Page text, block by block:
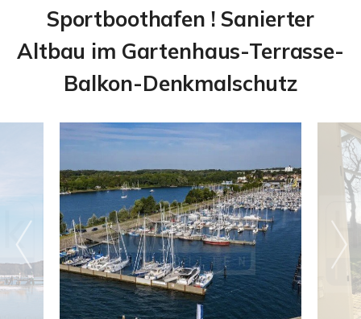
Sportboothafen ! Sanierter
Altbau im Gartenhaus-Terrasse-
Balkon-Denkmalschutz